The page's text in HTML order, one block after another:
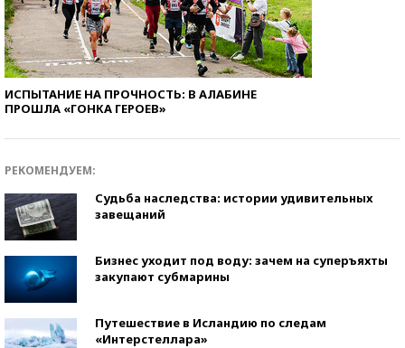
ИСПЫТАНИЕ НА ПРОЧНОСТЬ: В АЛАБИНЕ
ПРОШЛА «ГОНКА ГЕРОЕВ»
РЕКОМЕНДУЕМ:
Судьба наследства: истории удивительных
завещаний
Бизнес уходит под воду: зачем на суперъяхты
закупают субмарины
Путешествие в Исландию по следам
«Интерстеллара»